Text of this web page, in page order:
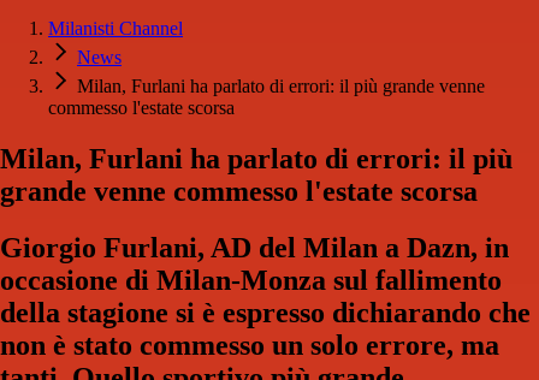
Milanisti Channel
News
Milan, Furlani ha parlato di errori: il più grande venne
commesso l'estate scorsa
Milan, Furlani ha parlato di errori: il più
grande venne commesso l'estate scorsa
Giorgio Furlani, AD del Milan a Dazn, in
occasione di Milan-Monza sul fallimento
della stagione si è espresso dichiarando che
non è stato commesso un solo errore, ma